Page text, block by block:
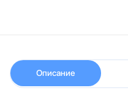
Описание